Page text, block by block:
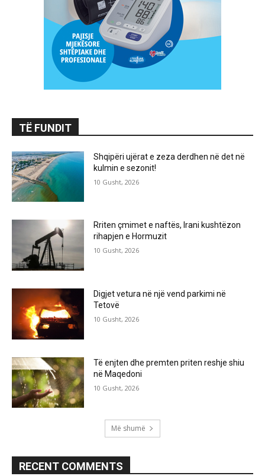
TË FUNDIT
Shqipëri ujërat e zeza derdhen në det në
kulmin e sezonit!
10 Gusht, 2026
Rriten çmimet e naftës, Irani kushtëzon
rihapjen e Hormuzit
10 Gusht, 2026
Digjet vetura në një vend parkimi në
Tetovë
10 Gusht, 2026
Të enjten dhe premten priten reshje shiu
në Maqedoni
10 Gusht, 2026
Më shumë
RECENT COMMENTS